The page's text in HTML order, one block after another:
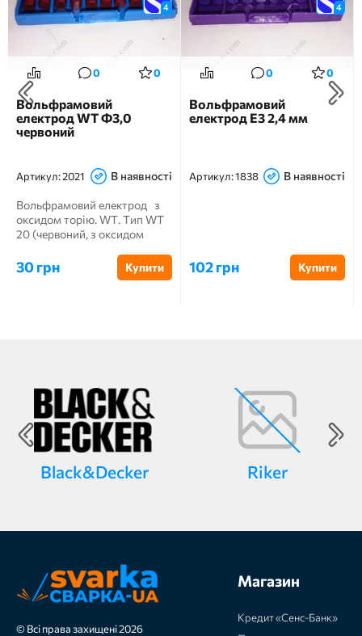
4
0 0
Вольфрамовий
електрод WT Ф3,0
червоний
Артикул:2021 В наявності
Вольфрамовий електрод з
оксидом торію. WT. Тип WT
20 (червоний, з оксидом
30 грн Купити
4
0 0
Вольфрамовий
електрод Е3 2,4 мм
Артикул:1838 В наявності
102 грн Купити
Black&Decker Riker
© Всі права захищені 2026
Магазин
Кредит «Сенс-Банк»